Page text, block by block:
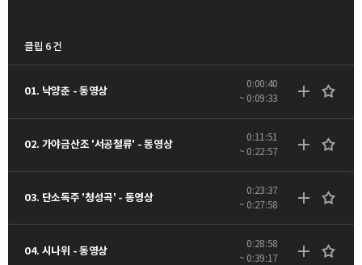
클립 6 건
01. 낙양춘 - 동영상
0:00:40
~ 0:09:33
02. 가야금산조 '서공철류' - 동영상
0:11:51
~ 0:22:57
03. 단소독주 '청성곡' - 동영상
0:23:37
~ 0:27:58
04. 시나위 - 동영상
0:28:58
~ 0:39:17